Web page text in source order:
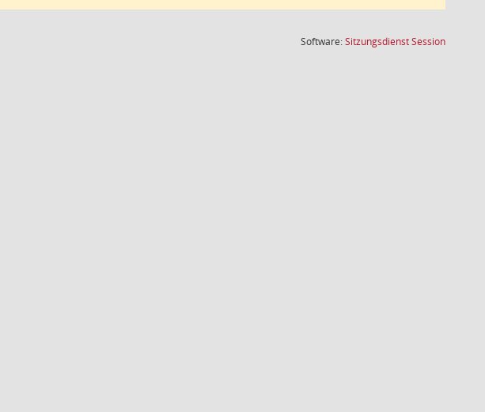
Software:SitzungsdienstSession(Wird in